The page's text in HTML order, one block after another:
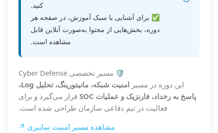
کنید.
✅ برای آشنایی با سبک آموزش، در صفحه هر
دوره، بخش‌هایی از محتوا به‌صورت آنلاین قابل
مشاهده است.
🛡️ مسیر تخصصی Cyber Defense
این دوره در مسیر
امنیت شبکه، مانیتورینگ، تحلیل Log،
پاسخ به رخداد، فارنزیک و عملیات SOC
قرار می‌گیرد و برای
فعالیت در تیم دفاعی سازمان طراحی شده است.
مشاهده مسیر امنیت سایبری ↗